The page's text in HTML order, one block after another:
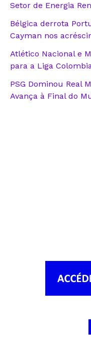
Setor de Energia
Bélgica derrota
Cayman nos
Atlético Nacional e
para a Liga
PSG Dominou Real
Avança à Final do